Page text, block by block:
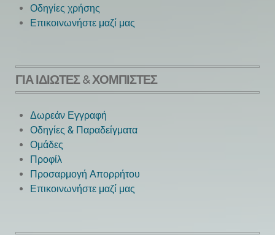
Οδηγίες χρήσης
Επικοινωνήστε μαζί μας
ΓΙΑ ΙΔΙΏΤΕΣ & ΧΟΜΠΊΣΤΕΣ
Δωρεάν Εγγραφή
Οδηγίες & Παραδείγματα
Ομάδες
Προφίλ
Προσαρμογή Απορρήτου
Επικοινωνήστε μαζί μας